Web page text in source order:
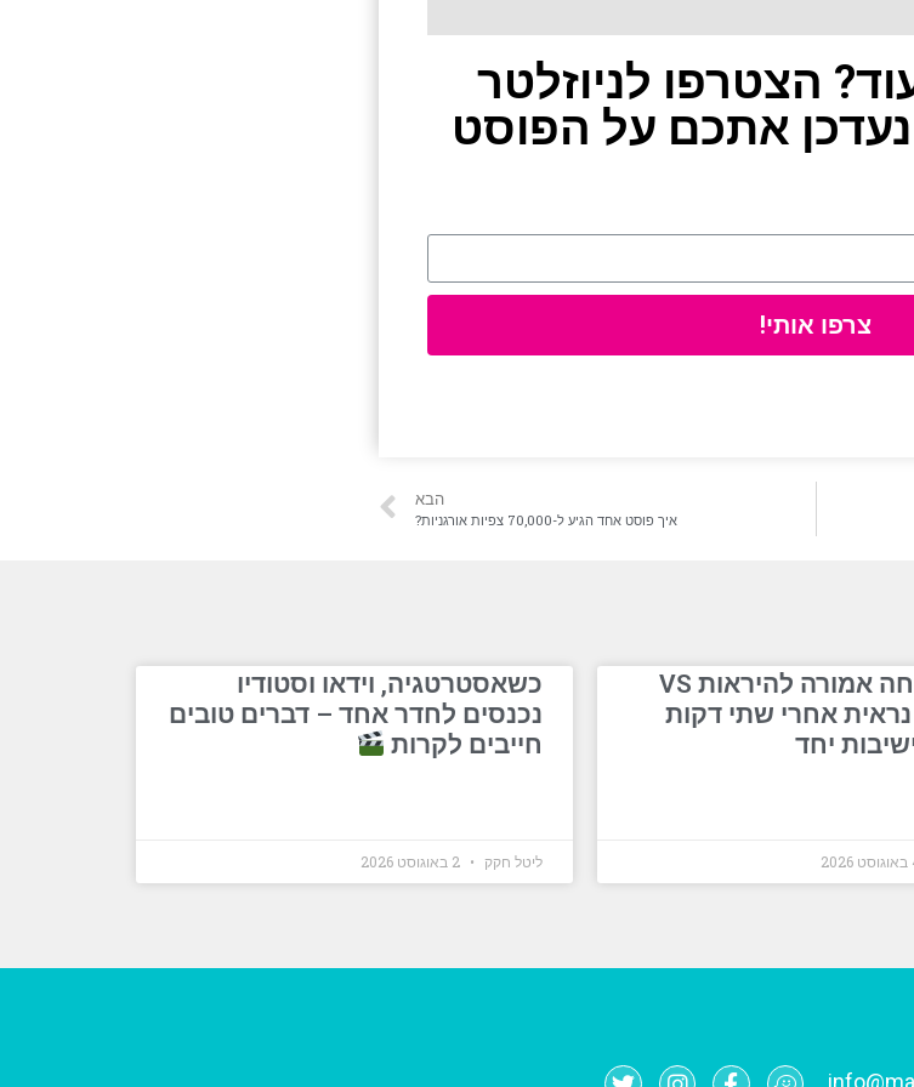
הצטרפו לניוזלטר
אתכם על הפוסט
צרפו אותי!
הבא
איך פוסט אחד הגיע ל-70,000 צפיות אורגניות?
איך השיחה אמורה להיראות VS
אחרי שתי דקות
יחד
כשאסטרטגיה, וידאו וסטודיו
נכנסים לחדר אחד – דברים טובים
חייבים לקרות
ליטל חקק